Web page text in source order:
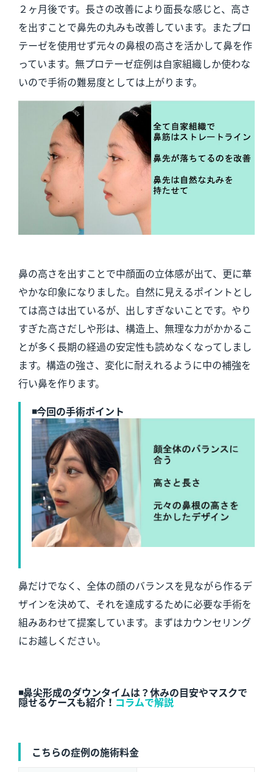
２ヶ月後です。長さの改善により面長な感じと、高さ
を出すことで鼻先の丸みも改善しています。またプロ
テーゼを使用せず元々の鼻根の高さを活かして鼻を作
っています。無プロテーゼ症例は自家組織しか使わな
いので手術の難易度としては上がります。
鼻の高さを出すことで中顔面の立体感が出て、更に華
やかな印象になりました。自然に見えるポイントとし
ては高さは出ているが、出しすぎないことです。やり
すぎた高さだしや形は、構造上、無理な力がかかるこ
とが多く長期の経過の安定性も読めなくなってしまし
ます。構造の強さ、変化に耐えれるように中の補強を
行い鼻を作ります。
◾️今回の手術ポイント
鼻だけでなく、全体の顔のバランスを見ながら作るデ
ザインを決めて、それを達成するために必要な手術を
組みあわせて提案しています。まずはカウンセリング
にお越しください。
◾️鼻尖形成のダウンタイムは？休みの目安やマスクで
隠せるケースも紹介！ コラムで解説
こちらの症例の施術料金